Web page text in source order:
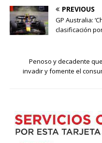
PREVIOUS
GP Australia:
clasificación
Penoso y decadente
invadir y fomente el